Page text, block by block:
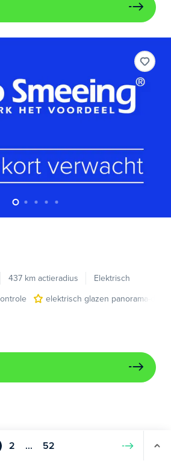
437 km actieradius
Elektrisch
elektrisch glazen panorama-dak
2 ... 52 Volgende